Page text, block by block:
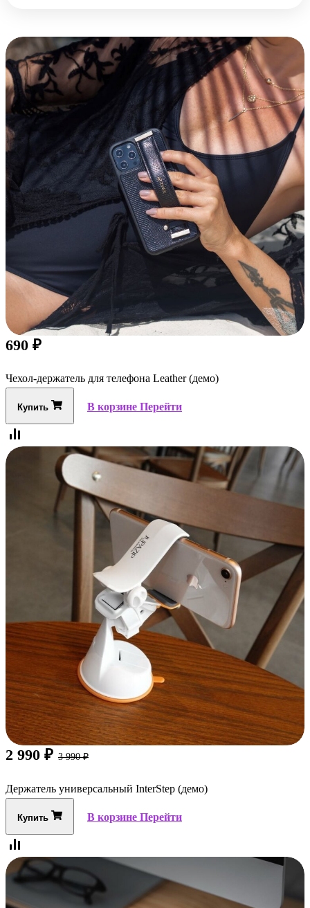
690 ₽
Чехол-держатель для телефона Leather (демо)
Купить В корзине Перейти
2 990 ₽ 3 990₽
Держатель универсальный InterStep (демо)
Купить В корзине Перейти